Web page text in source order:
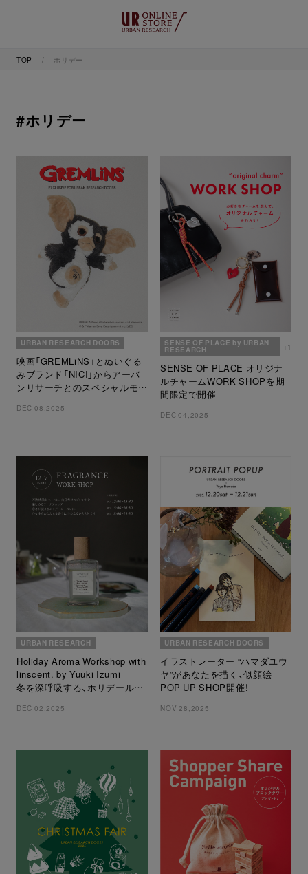
TOP ホリデー
#ホリデー
URBAN RESEARCH DOORS
映画「GREMLiNS」とぬいぐる
みブランド「NICI」からアーバ
ンリサーチとのスペシャルモデ
DEC 08,2025
SENSE OF PLACE by URBAN
RESEARCH +1
SENSE OF PLACE オリジナ
ルチャームWORK SHOPを期
間限定で開催
DEC 04,2025
URBAN RESEARCH
Holiday Aroma Workshop with
linscent. by Yuuki Izumi
冬を深呼吸する、ホリデールー
DEC 02,2025
URBAN RESEARCH DOORS
イラストレーター “ハマダユウ
ヤ”があなたを描く、似顔絵
POP UP SHOP開催！
NOV 28,2025